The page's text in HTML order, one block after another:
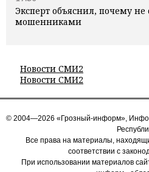
Эксперт объяснил, почему
мошенниками
Новости СМИ2
Новости СМИ2
© 2004—2026 «Грозный-информ»,
Все права на материалы,
соответствии с
При использовании материалов